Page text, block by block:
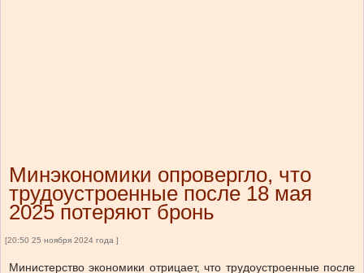
Минэкономики опровергло, что
трудоустроенные после 18 мая
2025 потеряют бронь
[20:50 25 ноября 2024 года ]
Министерство экономики отрицает, что трудоустроенные после